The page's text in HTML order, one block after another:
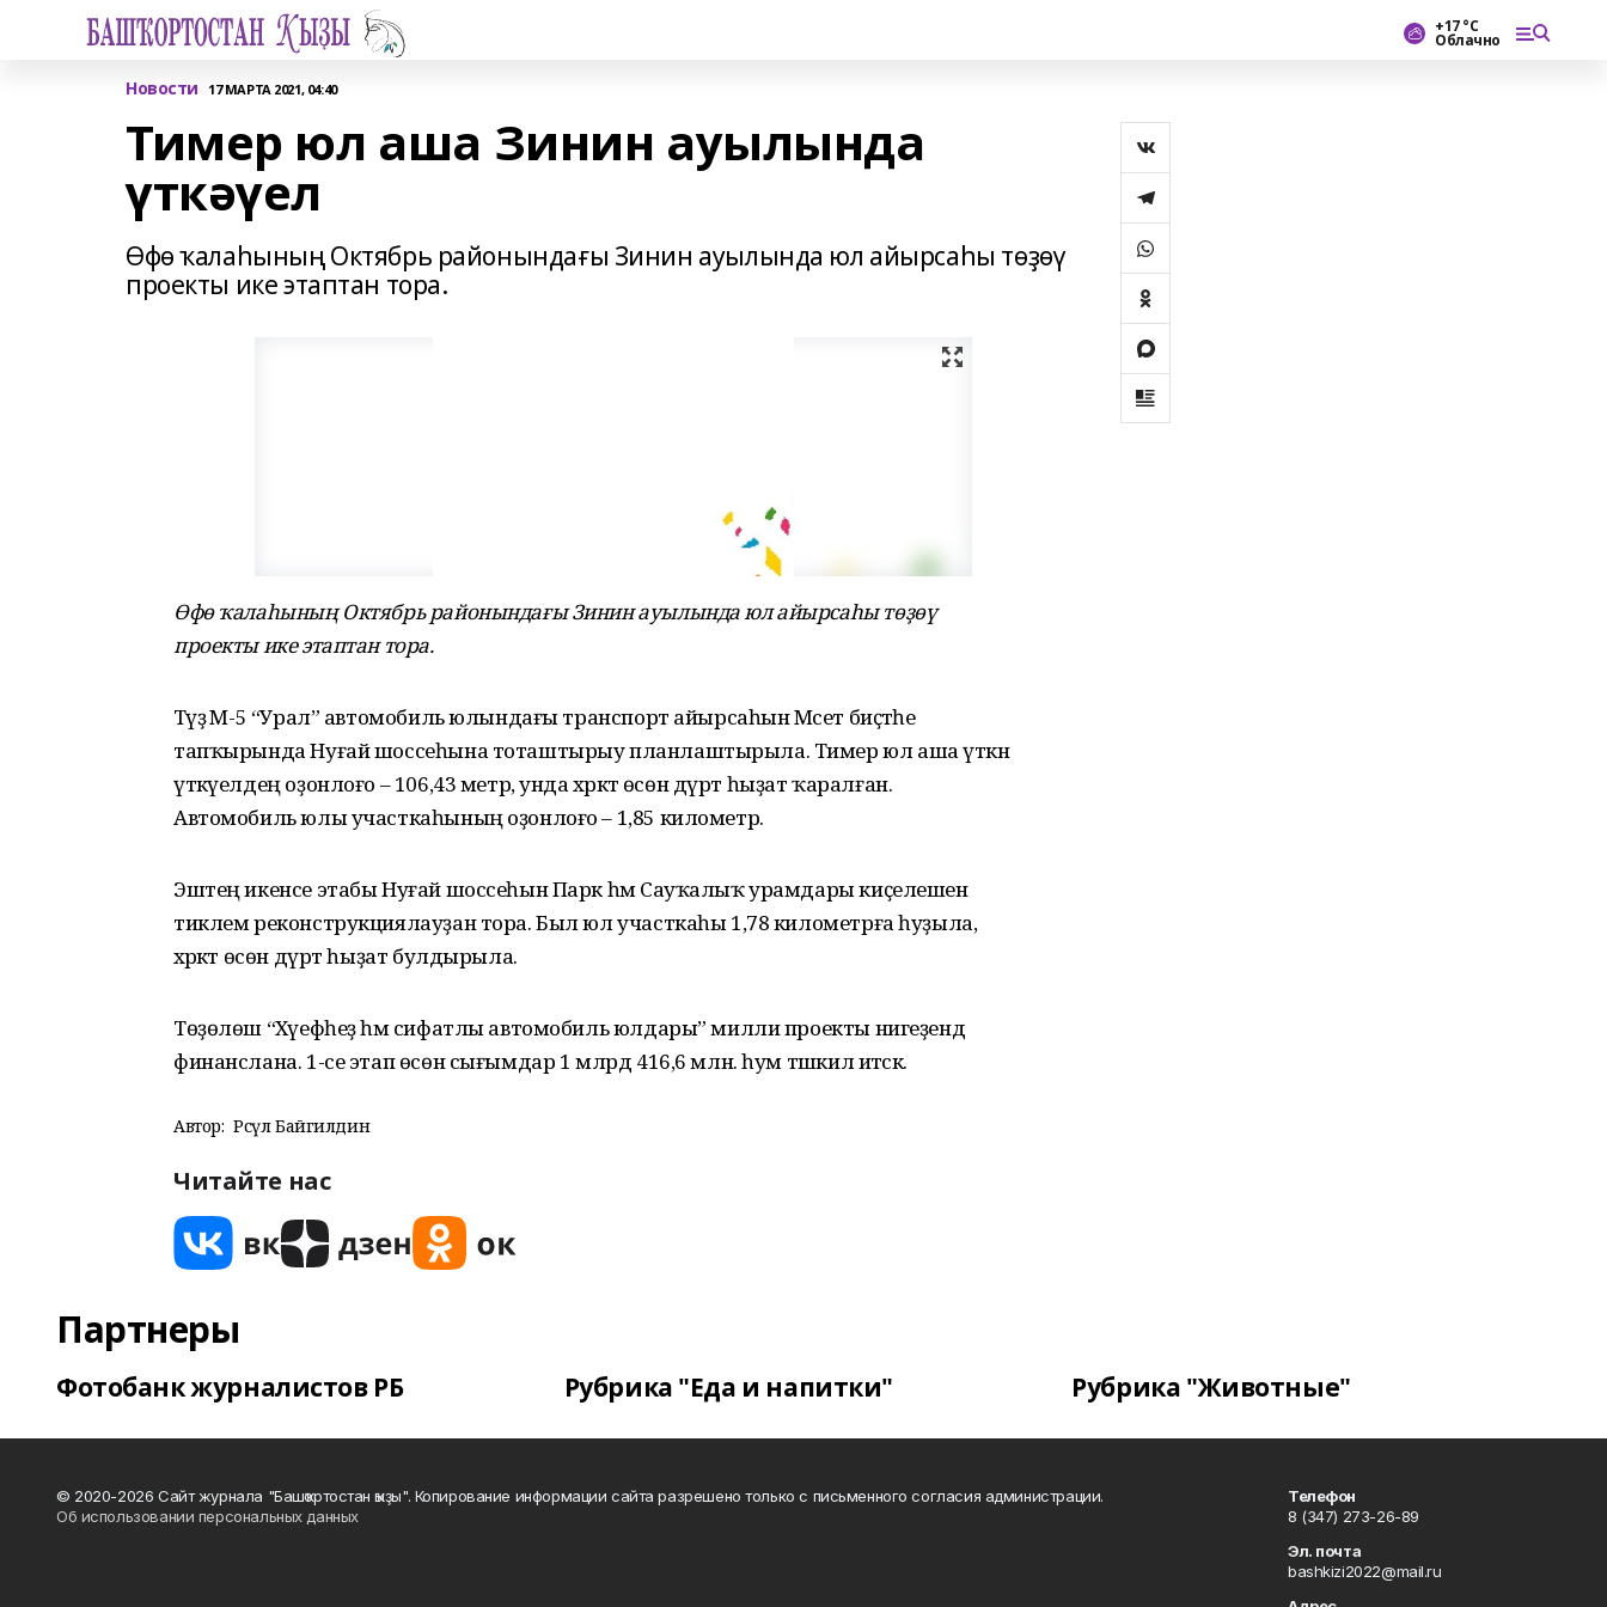
+17 °С
Облачно
Новости 17 МАРТА 2021, 04:40
Тимер юл аша Зинин ауылында
үткәүел
Өфө ҡалаһының Октябрь районындағы Зинин ауылында юл айырсаһы төҙөү
проекты ике этаптан тора.
Өфө ҡалаһының Октябрь районындағы Зинин ауылында юл айырсаһы төҙөү
проекты ике этаптан тора.
Тәүҙә М-5 “Урал” автомобиль юлындағы транспорт айырсаһын Мәсет биҫтәһе
тапҡырында Нуғай шоссеһына тоташтырыу планлаштырыла. Тимер юл аша үткән
үткәүелдең оҙонлоғо – 106,43 метр, унда хәрәкәт өсөн дүрт һыҙат ҡаралған.
Автомобиль юлы участкаһының оҙонлоғо – 1,85 километр.
Эштең икенсе этабы Нуғай шоссеһын Парк һәм Сауҡалыҡ урамдары киҫелешенә
тиклем реконструкциялауҙан тора. Был юл участкаһы 1,78 километрға һуҙыла,
хәрәкәт өсөн дүрт һыҙат булдырыла.
Төҙөлөш “Хәүефһеҙ һәм сифатлы автомобиль юлдары” милли проекты нигеҙендә
финанслана. 1-се этап өсөн сығымдар 1 млрд 416,6 млн. һум тәшкил итәсәк.
Автор: Рәсүл Байгилдин
Читайте нас
Партнеры
Фотобанк журналистов РБ Рубрика "Еда и напитки" Рубрика "Животные"
© 2020-2026 Сайт журнала "Башҡортостан ҡыҙы". Копирование информации сайта разрешено только с письменного согласия администрации.
Об использовании персональных данных
Телефон
8 (347) 273-26-89
Эл. почта
bashkizi2022@mail.ru